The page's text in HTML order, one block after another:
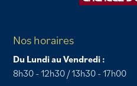
Nos horaires
Du Lundi au Vendredi :
8h30 - 12h30 / 13h30 - 17h00